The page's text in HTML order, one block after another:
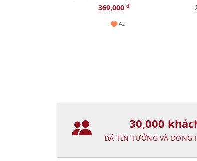
Collagen, 15ml (New)
369,000đ
42
30,000
ĐÃ TIN TƯỞNG VÀ ĐỒNG